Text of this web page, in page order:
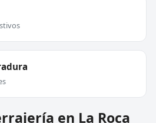
en La Roca